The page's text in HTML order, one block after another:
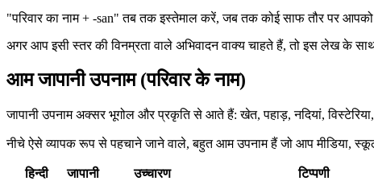
"परिवार का नाम + -san" तब तक इस्तेमाल करें, जब तक कोई साफ तौर पर
अगर आप इसी स्तर की विनम्रता वाले अभिवादन वाक्य चाहते हैं, तो इस लेख के
आम जापानी उपनाम (परिवार के नाम)
जापानी उपनाम अक्सर भूगोल और प्रकृति से आते हैं: खेत, पहाड़, नदियां,
नीचे ऐसे व्यापक रूप से पहचाने जाने वाले, बहुत आम उपनाम हैं जो आप मीडिया,
हिन्दी जापानी उच्चारण
टिप्पणी